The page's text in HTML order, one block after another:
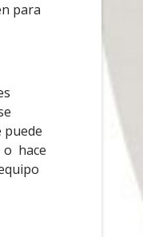
para
puede
hace